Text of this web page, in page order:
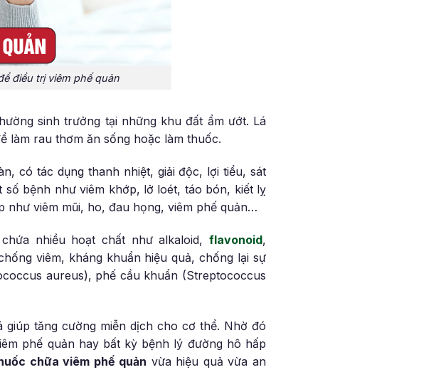
điều trị viêm phế quản
sinh trưởng tại những khu đất ẩm ướt. Lá
làm rau thơm ăn sống hoặc làm thuốc.
có tác dụng thanh nhiệt, giải độc, lợi tiểu, sát
bệnh như viêm khớp, lở loét, táo bón, kiết lỵ
viêm mũi, ho, đau họng, viêm phế quản…
nhiều hoạt chất như alkaloid, flavonoid,
viêm, kháng khuẩn hiệu quả, chống lại sự
aureus), phế cầu khuẩn (Streptococcus
tăng cường miễn dịch cho cơ thể. Nhờ đó
phế quản hay bất kỳ bệnh lý đường hô hấp
chữa viêm phế quản vừa hiệu quả vừa an